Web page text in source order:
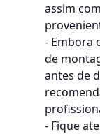
assim
- Embora
de
antes de
- Fique